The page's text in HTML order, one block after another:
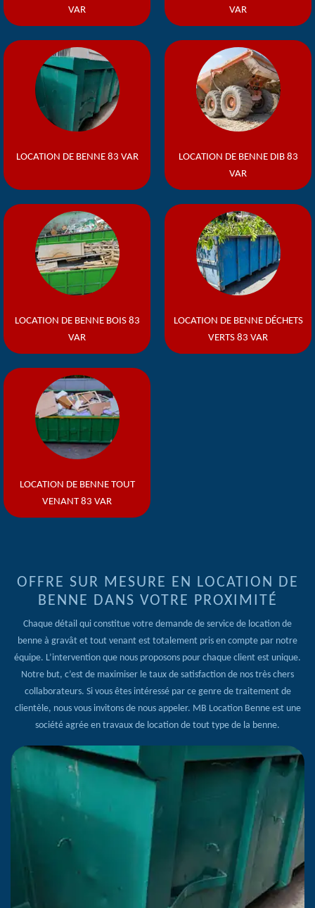
VAR
VAR
LOCATION DE BENNE 83 VAR
LOCATION DE BENNE DIB 83
VAR
LOCATION DE BENNE BOIS 83
VAR
LOCATION DE BENNE DÉCHETS
VERTS 83 VAR
LOCATION DE BENNE TOUT
VENANT 83 VAR
OFFRE SUR MESURE EN LOCATION DE
BENNE DANS VOTRE PROXIMITÉ
Chaque détail qui constitue votre demande de service de location de
benne à gravât et tout venant est totalement pris en compte par notre
équipe. L’intervention que nous proposons pour chaque client est unique.
Notre but, c’est de maximiser le taux de satisfaction de nos très chers
collaborateurs. Si vous êtes intéressé par ce genre de traitement de
clientèle, nous vous invitons de nous appeler. MB Location Benne est une
société agrée en travaux de location de tout type de la benne.